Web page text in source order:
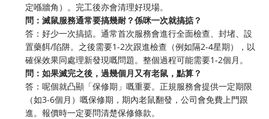
定喺牆角）。完工後亦會清理好現場。
問：滅鼠服務通常要搞幾耐？係咪一次就搞掂？
答：好少一次搞掂。通常首次服務會進行全面檢查、封堵、設
置藥餌/陷阱。之後需要1-2次跟進檢查（例如隔2-4星期），以
確保效果同處理新發現嘅問題。整個過程可能需要1-2個月。
問：如果滅完之後，過幾個月又有老鼠，點算？
答：呢個就凸顯「保修期」嘅重要。正規服務會提供一定期限
（如3-6個月）嘅保修期，期內老鼠翻發，公司會免費上門跟
進。報價時一定要問清楚保修條款。